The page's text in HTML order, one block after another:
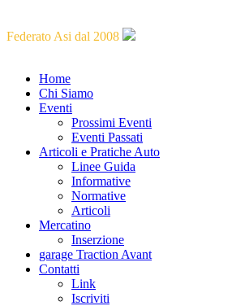
Federato Asi dal 2008
Home
Chi Siamo
Eventi
Prossimi Eventi
Eventi Passati
Articoli e Pratiche Auto
Linee Guida
Informative
Normative
Articoli
Mercatino
Inserzione
garage Traction Avant
Contatti
Link
Iscriviti